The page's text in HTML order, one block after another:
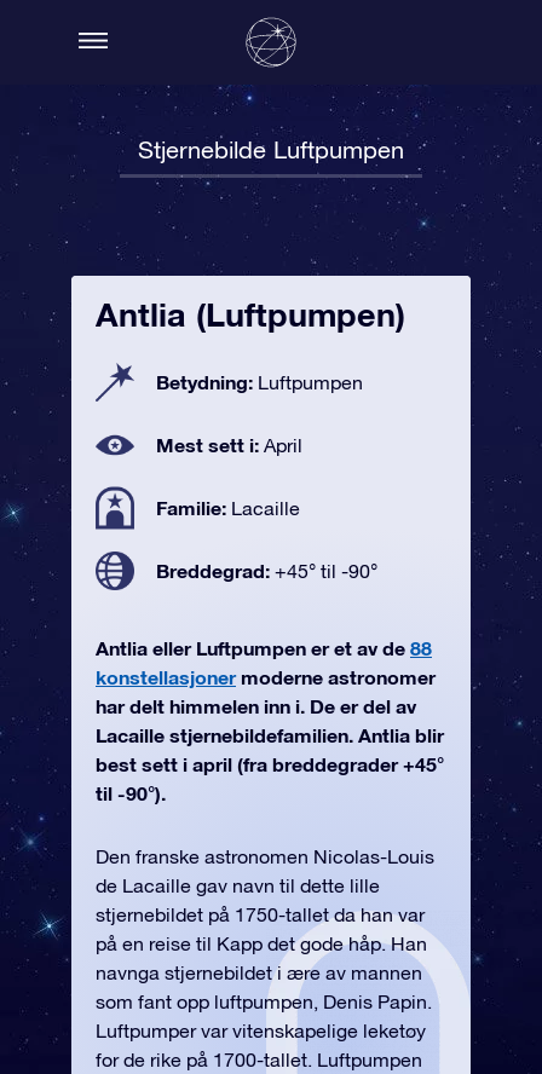
Stjernebilde Luftpumpen
Antlia (Luftpumpen)
Betydning: Luftpumpen
Mest sett i: April
Familie: Lacaille
Breddegrad: +45° til -90°
Antlia eller Luftpumpen er et av de 88
konstellasjonermoderne astronomer
har delt himmelen inn i. De er del av
Lacaille stjernebildefamilien. Antlia blir
best sett i april (fra breddegrader +45°
til -90°).
Den franske astronomen Nicolas-Louis
de Lacaille gav navn til dette lille
stjernebildet på 1750-tallet da han var
på en reise til Kapp det gode håp. Han
navnga stjernebildet i ære av mannen
som fant opp luftpumpen, Denis Papin.
Luftpumper var vitenskapelige leketøy
for de rike på 1700-tallet. Luftpumpen